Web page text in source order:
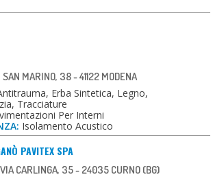
MARINO, 38 - 41122 MODENA
Erba Sintetica, Legno,
Tracciature
Per Interni
Isolamento Acustico
PAVITEX SPA
VIA CARLINGA, 35 - 24035 CURNO (BG)